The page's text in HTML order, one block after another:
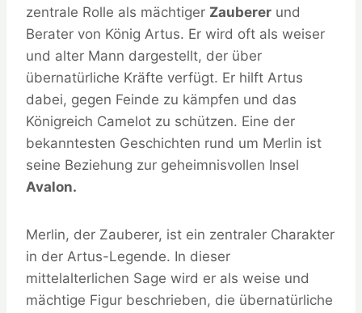
zentrale Rolle als mächtiger Zauberer und
Berater von König Artus. Er wird oft als weiser
und alter Mann dargestellt, der über
übernatürliche Kräfte verfügt. Er hilft Artus
dabei, gegen Feinde zu kämpfen und das
Königreich Camelot zu schützen. Eine der
bekanntesten Geschichten rund um Merlin ist
seine Beziehung zur geheimnisvollen Insel
Avalon.
Merlin, der Zauberer, ist ein zentraler Charakter
in der Artus-Legende. In dieser
mittelalterlichen Sage wird er als weise und
mächtige Figur beschrieben, die übernatürliche